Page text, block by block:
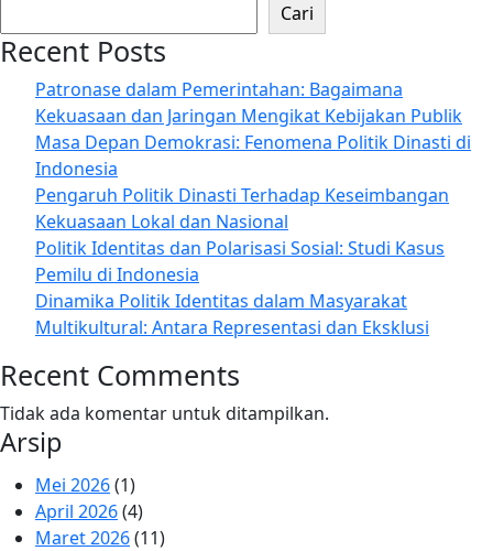
Cari
Recent Posts
Patronase dalam Pemerintahan: Bagaimana
Kekuasaan dan Jaringan Mengikat Kebijakan Publik
Masa Depan Demokrasi: Fenomena Politik Dinasti di
Indonesia
Pengaruh Politik Dinasti Terhadap Keseimbangan
Kekuasaan Lokal dan Nasional
Politik Identitas dan Polarisasi Sosial: Studi Kasus
Pemilu di Indonesia
Dinamika Politik Identitas dalam Masyarakat
Multikultural: Antara Representasi dan Eksklusi
Recent Comments
Tidak ada komentar untuk ditampilkan.
Arsip
Mei 2026(1)
April 2026(4)
Maret 2026(11)